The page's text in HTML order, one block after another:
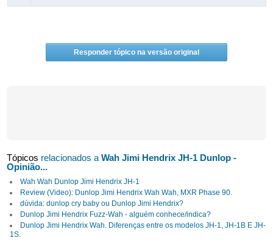
Responder tópico na versão original
Tópicos relacionados aWah Jimi Hendrix JH-1 Dunlop -
Opinião...
Wah Wah Dunlop Jimi Hendrix JH-1
Review (Video): Dunlop Jimi Hendrix Wah Wah, MXR Phase 90.
dúvida: dunlop cry baby ou Dunlop Jimi Hendrix?
Dunlop Jimi Hendrix Fuzz-Wah - alguém conhece/indica?
Dunlop Jimi Hendrix Wah. Diferenças entre os modelos JH-1, JH-1B E JH-
1S.